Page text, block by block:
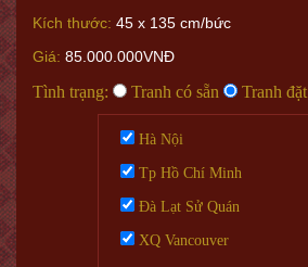
Kích thước: 45 x 135 cm/bức
Giá: 85.000.000VNĐ
Tình trạng: Tranh có sẵn Tranh đặt
Hà Nội
Tp Hồ Chí Minh
Đà Lạt Sử Quán
XQ Vancouver